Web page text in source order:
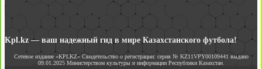
Kpl.kz — ваш надежный гид в мире Казахстанского футбола!
Сетевое издание «KPLKZ» Свидетельство о регистрации: серия № KZ11VPY00109441 выдано
09.01.2025 Министерством культуры и информации Республики Казахстан.